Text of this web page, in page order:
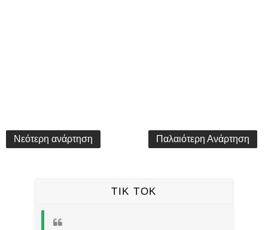
Νεότερη ανάρτηση Παλαιότερη Ανάρτηση
TIK TOK